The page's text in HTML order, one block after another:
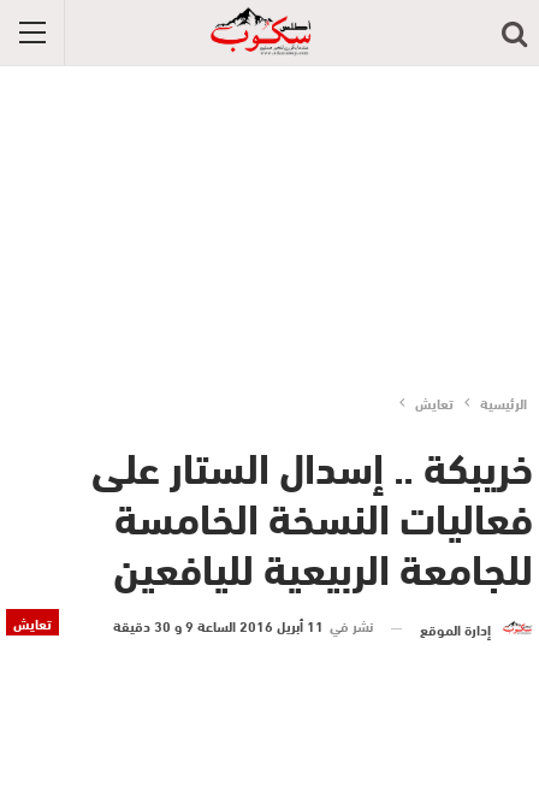
الرئيسية تعايش
خريبكة .. إسدال الستار على
فعاليات النسخة الخامسة
للجامعة الربيعية لليافعين
تعايش إدارة الموقع نشر في 11 أبريل 2016 الساعة 9 و 30 دقيقة